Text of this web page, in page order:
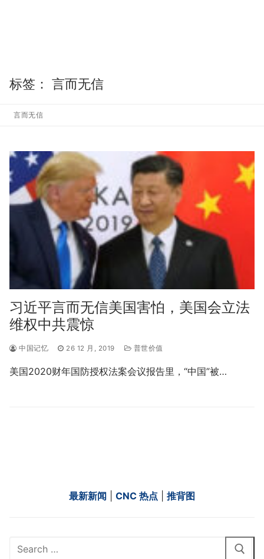
标签： 言而无信
言而无信
习近平言而无信美国害怕，美国会立法
维权中共震惊
中国记忆 26 12 月, 2019 普世价值
美国2020财年国防授权法案会议报告里，“中国”被…
最新新闻 CNC 热点 推背图
Search